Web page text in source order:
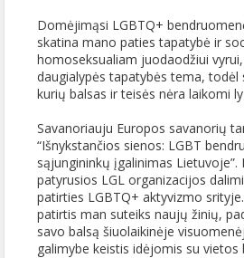
Domėjimąsi LGBTQ+
skatina mano paties tapatybė ir
homoseksualiam juodaodžiui
daugialypės tapatybės tema, todėl
kurių balsas ir teisės nėra laikomi
Savanoriauju Europos savanorių
“Išnykstančios sienos: LGBT
sąjungininkų įgalinimas
patyrusios LGL organizacijos
patirties LGBTQ+ aktyvizmo
patirtis man suteiks naujų žinių,
savo balsą šiuolaikinėje
galimybe keistis idėjomis su vietos